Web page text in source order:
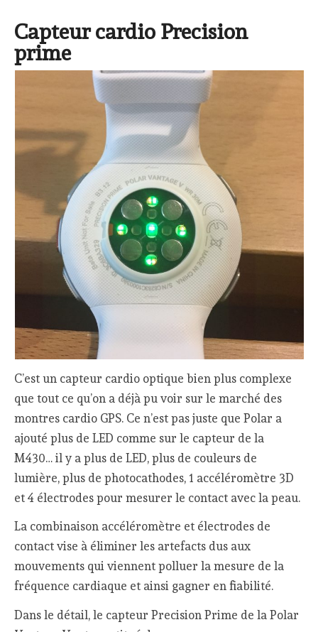
Capteur cardio Precision
prime
C’est un capteur cardio optique bien plus complexe
que tout ce qu’on a déjà pu voir sur le marché des
montres cardio GPS. Ce n’est pas juste que Polar a
ajouté plus de LED comme sur le capteur de la
M430… il y a plus de LED, plus de couleurs de
lumière, plus de photocathodes, 1 accéléromètre 3D
et 4 électrodes pour mesurer le contact avec la peau.
La combinaison accéléromètre et électrodes de
contact vise à éliminer les artefacts dus aux
mouvements qui viennent polluer la mesure de la
fréquence cardiaque et ainsi gagner en fiabilité.
Dans le détail, le capteur Precision Prime de la Polar